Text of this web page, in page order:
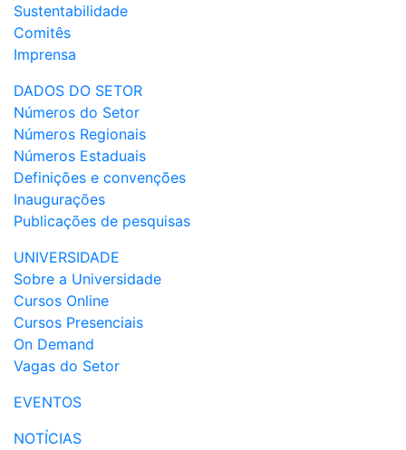
Sustentabilidade
Comitês
Imprensa
DADOS DO SETOR
Números do Setor
Números Regionais
Números Estaduais
Definições e convenções
Inaugurações
Publicações de pesquisas
UNIVERSIDADE
Sobre a Universidade
Cursos Online
Cursos Presenciais
On Demand
Vagas do Setor
EVENTOS
NOTÍCIAS